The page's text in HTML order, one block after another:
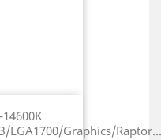
LGA1700/Graphics/Raptor...